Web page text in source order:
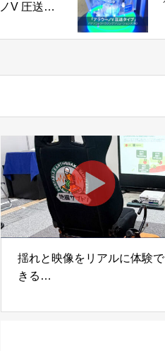
V 圧送タ
ンズ株式
揺れと映像をリアルに体験で
きる
「地震ザブトン」